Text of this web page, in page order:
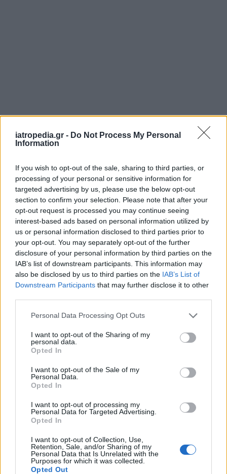
iatropedia.gr - Do Not Process My Personal
Information
If you wish to opt-out of the sale, sharing to third parties, or
processing of your personal or sensitive information for
targeted advertising by us, please use the below opt-out
section to confirm your selection. Please note that after your
opt-out request is processed you may continue seeing
interest-based ads based on personal information utilized by
us or personal information disclosed to third parties prior to
your opt-out. You may separately opt-out of the further
disclosure of your personal information by third parties on the
IAB’s list of downstream participants. This information may
also be disclosed by us to third parties on the IAB’s List of
Downstream Participants that may further disclose it to other
Personal Data Processing Opt Outs
I want to opt-out of the Sharing of my
personal data.
Opted In
I want to opt-out of the Sale of my
Personal Data.
Opted In
I want to opt-out of processing my
Personal Data for Targeted Advertising.
Opted In
I want to opt-out of Collection, Use,
Retention, Sale, and/or Sharing of my
Personal Data that Is Unrelated with the
Purposes for which it was collected.
Opted Out
ΕΦΗΜΕΡΕΥΟΝΤΑ ΝΟΣΟΚΟΜΕΙΑ
Δείτε ποιάνοσοκομείαεφημερεύουν